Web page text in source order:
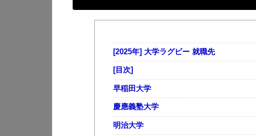
[2025年] 大学ラグビー 就職先
[目次]
早稲田大学
慶應義塾大学
明治大学